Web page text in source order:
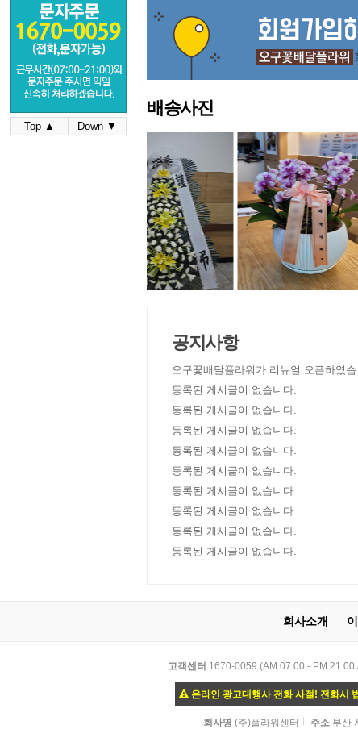
Top ▲ Down ▼
배송사진
공지사항
오구꽃배달플라워가 리뉴얼 오픈하였습
다!
등록된 게시글이 없습니다.
등록된 게시글이 없습니다.
등록된 게시글이 없습니다.
등록된 게시글이 없습니다.
등록된 게시글이 없습니다.
등록된 게시글이 없습니다.
등록된 게시글이 없습니다.
등록된 게시글이 없습니다.
등록된 게시글이 없습니다.
회사소개
고객센터 1670-0059 (AM 07:00 - PM
온라인 광고대행사 전화 사절! 전화시
회사명 (주)플라워센터 주소부산